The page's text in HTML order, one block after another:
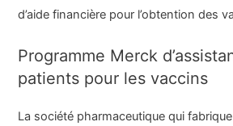
d’aide financière pour l’obtention des
Programme Merck
patients pour les vaccins
La société pharmaceutique qui